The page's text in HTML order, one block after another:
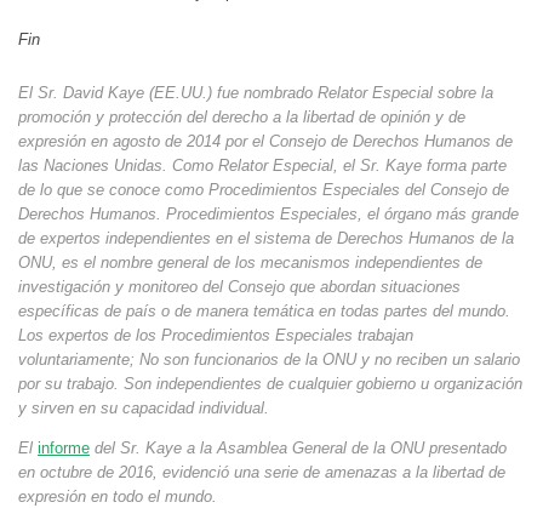
Fin
El Sr. David Kaye (EE.UU.) fue nombrado Relator Especial sobre la
promoción y protección del derecho a la libertad de opinión y de
expresión en agosto de 2014 por el Consejo de Derechos Humanos de
las Naciones Unidas. Como Relator Especial, el Sr. Kaye forma parte
de lo que se conoce como Procedimientos Especiales del Consejo de
Derechos Humanos. Procedimientos Especiales, el órgano más grande
de expertos independientes en el sistema de Derechos Humanos de la
ONU, es el nombre general de los mecanismos independientes de
investigación y monitoreo del Consejo que abordan situaciones
específicas de país o de manera temática en todas partes del mundo.
Los expertos de los Procedimientos Especiales trabajan
voluntariamente; No son funcionarios de la ONU y no reciben un salario
por su trabajo. Son independientes de cualquier gobierno u organización
y sirven en su capacidad individual.
El informe del Sr. Kaye a la Asamblea General de la ONU presentado
en octubre de 2016, evidenció una serie de amenazas a la libertad de
expresión en todo el mundo.